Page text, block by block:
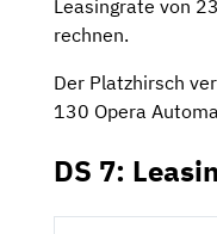
Leasingrate von
rechnen.
Der Platzhirsch
130 Opera
DS 7: